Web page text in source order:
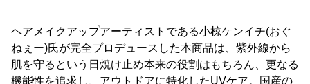
ヘアメイクアップアーティストである小椋ケンイチ(おぐ
ねぇー)氏が完全プロデュースした本商品は、紫外線から
肌を守るという日焼け止め本来の役割はもちろん、更なる
機能性を追求し、アウトドアに特化したUVケア。国産の